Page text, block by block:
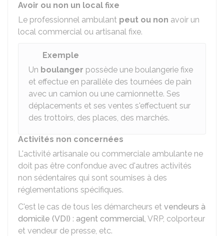
Avoir ou non un local fixe
Le professionnel ambulant peut ou non avoir un
local commercial ou artisanal fixe.
Exemple
Un boulanger possède une boulangerie fixe
et effectue en parallèle des tournées de pain
avec un camion ou une camionnette. Ses
déplacements et ses ventes s'effectuent sur
des trottoirs, des places, des marchés.
Activités non concernées
L'activité artisanale ou commerciale ambulante ne
doit pas être confondue avec d'autres activités
non sédentaires qui sont soumises à des
réglementations spécifiques.
C'est le cas de tous les démarcheurs et vendeurs à
domicile (VDI) : agent commercial, VRP, colporteur
et vendeur de presse, etc.